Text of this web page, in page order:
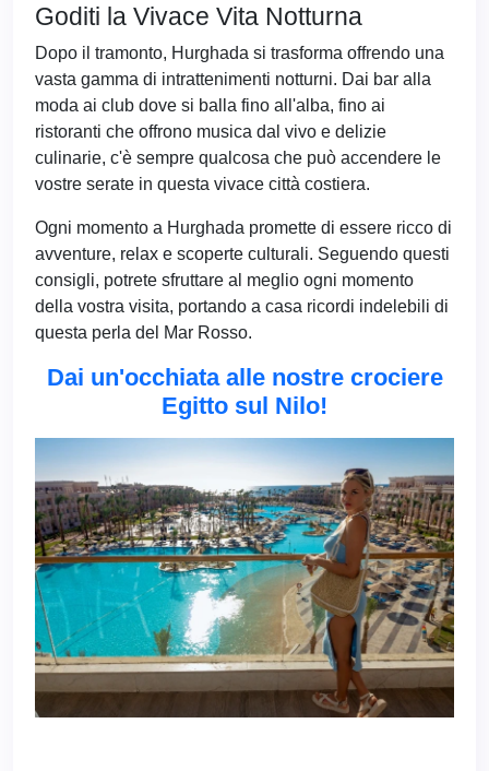
Goditi la Vivace Vita Notturna
Dopo il tramonto, Hurghada si trasforma offrendo una
vasta gamma di intrattenimenti notturni. Dai bar alla
moda ai club dove si balla fino all'alba, fino ai
ristoranti che offrono musica dal vivo e delizie
culinarie, c'è sempre qualcosa che può accendere le
vostre serate in questa vivace città costiera.
Ogni momento a Hurghada promette di essere ricco di
avventure, relax e scoperte culturali. Seguendo questi
consigli, potrete sfruttare al meglio ogni momento
della vostra visita, portando a casa ricordi indelebili di
questa perla del Mar Rosso.
Dai un'occhiata alle nostre crociere
Egitto sul Nilo!